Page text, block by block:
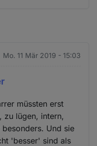
Mo. 11 Mär 2019 - 15:03
müssten erst
zu lügen, intern,
Und sie
'besser' sind als